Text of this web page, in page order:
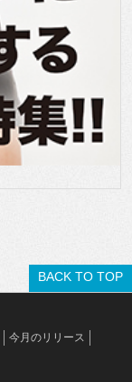
BACK TO TOP
今月のリリース